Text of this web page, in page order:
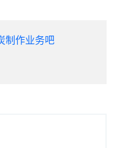
制作业务吧